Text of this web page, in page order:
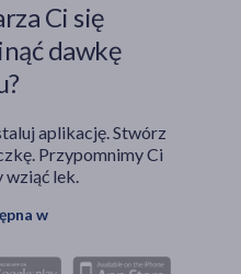
Ci się
dawkę
aplikację. Stwórz
Przypomnimy Ci
wziąć lek.
w